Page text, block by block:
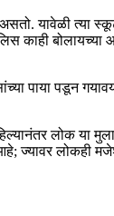
यावेळी त्या
काही
पाया पडून
लोक या
आहे; ज्यावर